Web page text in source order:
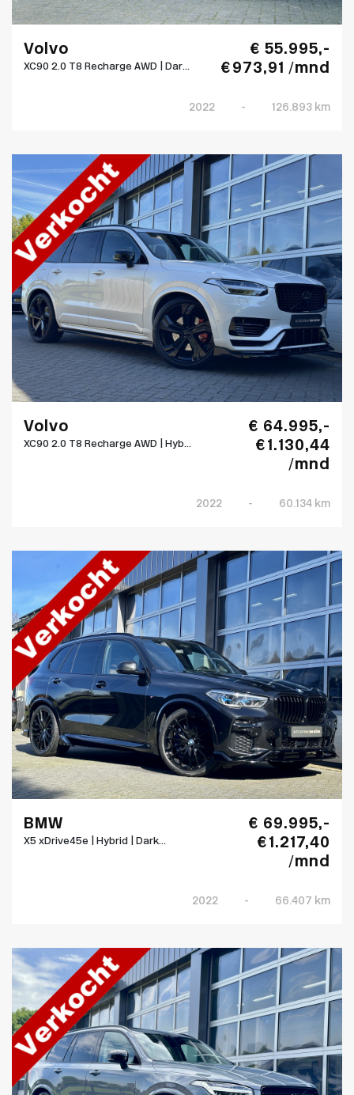
Volvo
XC90 2.0 T8 Recharge AWD | Dar...
€ 55.995,-
€ 973,91 /mnd
2022 - 126.893 km
Volvo
XC90 2.0 T8 Recharge AWD | Hyb...
€ 64.995,-
€ 1.130,44
/mnd
2022 - 60.134 km
BMW
X5 xDrive45e | Hybrid | Dark...
€ 69.995,-
€ 1.217,40
/mnd
2022 - 66.407 km